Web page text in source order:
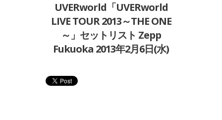
UVERworld「UVERworld
LIVE TOUR 2013～THE ONE
～」セットリスト Zepp
Fukuoka 2013年2月6日(水)